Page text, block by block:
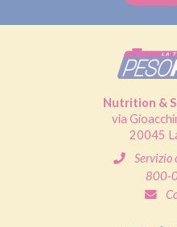
Nutrition &
via
20045
Servizio
800-